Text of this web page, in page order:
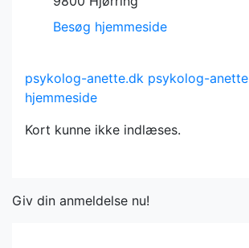
Besøg hjemmeside
psykolog-anette.dk psykolog-anette
hjemmeside
Kort kunne ikke indlæses.
Giv din anmeldelse nu!